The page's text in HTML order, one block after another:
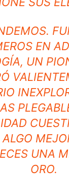
EN
UN
ALGO
UNA
ORO.